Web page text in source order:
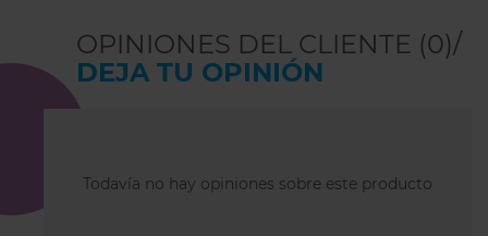
OPINIONES DEL CLIENTE (0)/
DEJA TU OPINIÓN
Todavía no hay opiniones sobre este producto